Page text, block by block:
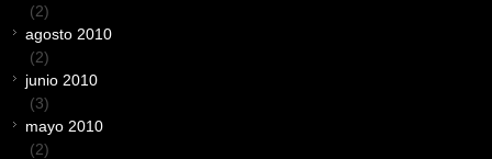
(2)
agosto 2010
(2)
junio 2010
(3)
mayo 2010
(2)